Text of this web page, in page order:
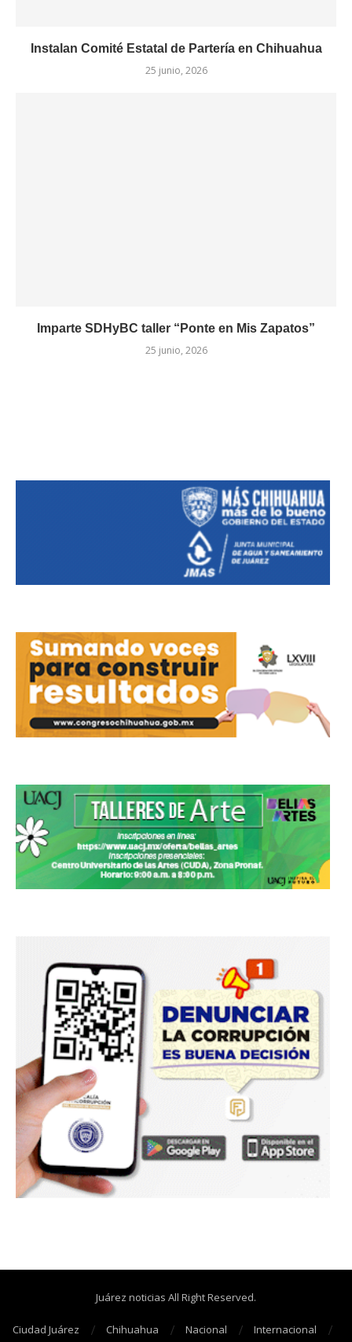
Instalan Comité Estatal de Partería en Chihuahua
25 junio, 2026
Imparte SDHyBC taller “Ponte en Mis Zapatos”
25 junio, 2026
Juárez noticias All Right Reserved.
Ciudad Juárez Chihuahua Nacional
Internacional